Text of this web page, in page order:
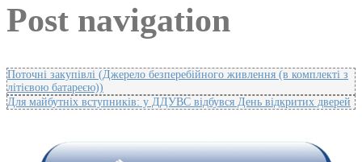
Post navigation
Поточні закупівлі (Джерело безперебійного живлення (в комплекті з
літієвою батареєю))
Для майбутніх вступників: у ДДУВС відбувся День відкритих дверей